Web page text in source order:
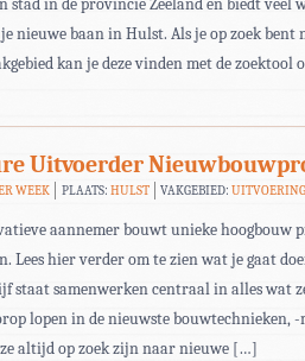
stad in de provincie Zeeland en biedt veel
nieuwe baan in Hulst. Als je op zoek bent
kan je deze vinden met de zoektool
Uitvoerder
WEEK PLAATS: HULST VAKGEBIED:
aannemer bouwt unieke hoogbouw
Lees hier verder om te zien wat je gaat
staat samenwerken centraal in alles wat
lopen in de nieuwste bouwtechnieken,
altijd op zoek zijn naar nieuwe […]